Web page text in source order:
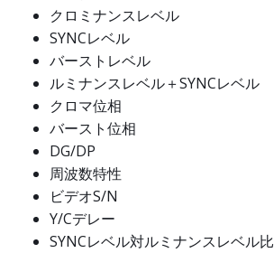
クロミナンスレベル
SYNCレベル
バーストレベル
ルミナンスレベル＋SYNCレベル
クロマ位相
バースト位相
DG/DP
周波数特性
ビデオS/N
Y/Cデレー
SYNCレベル対ルミナンスレベル比